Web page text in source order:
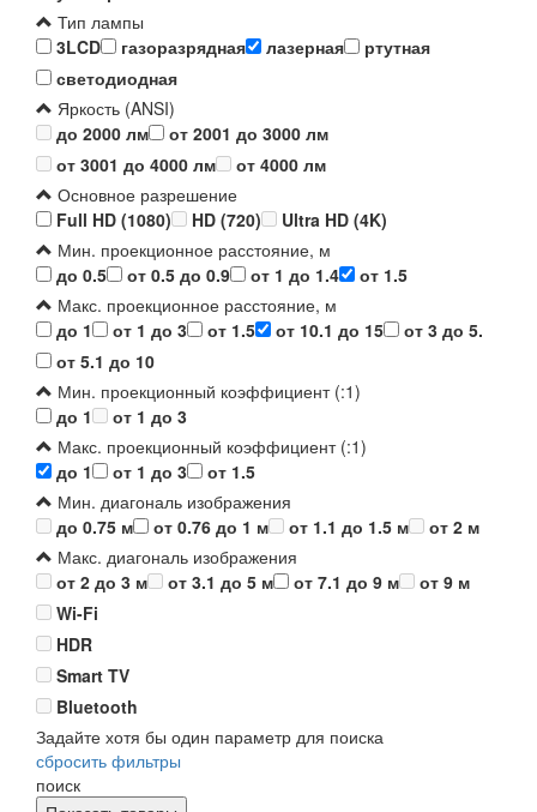
Тип лампы
3LCD
газоразрядная лазерная
ртутная
светодиодная
Яркость (ANSI)
до 2000 лм
от 2001 до 3000 лм
от 3001 до 4000 лм
от 4000 лм
Основное разрешение
Full HD (1080)
HD (720)
Ultra HD (4K)
Мин. проекционное расстояние, м
до 0.5
от 0.5 до 0.9 от 1 до 1.4
от 1.5
Макс. проекционное расстояние, м
до 1
от 1 до 3 от 1.5 от 10.1 до 15
от 3 до 5.
от 5.1 до 10
Мин. проекционный коэффициент (:1)
до 1
от 1 до 3
Макс. проекционный коэффициент (:1)
до 1
от 1 до 3
от 1.5
Мин. диагональ изображения
до 0.75 м
от 0.76 до 1 м от 1.1 до 1.5 м
от 2 м
Макс. диагональ изображения
от 2 до 3 м
от 3.1 до 5 м от 7.1 до 9 м
от 9 м
Wi-Fi
HDR
Smart TV
Bluetooth
Задайте хотя бы один параметр для поиска
сбросить фильтры
поиск